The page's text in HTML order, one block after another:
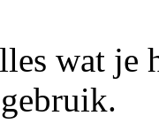
wat je